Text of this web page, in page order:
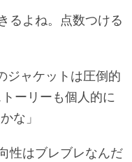
るよね。点数つける
ジャケットは圧倒的
ーリーも個人的に
な」
性はブレブレなんだ